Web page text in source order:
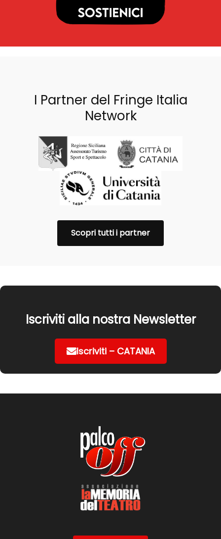
I Partner del Fringe Italia
Network
Scopri tutti i partner
Iscriviti alla nostra Newsletter
Iscriviti – CATANIA